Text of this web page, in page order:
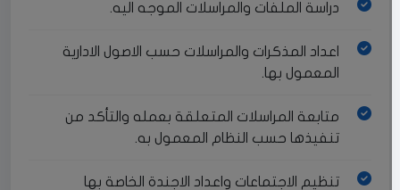
دراسة الملفات والمراسلات الموجه اليه.
اعداد المذكرات والمراسلات حسب الاصول الادارية
المعمول بها.
متابعة المراسلات المتعلقة بعمله والتأكد من
تنفيذها حسب النظام المعمول به.
تنظيم الاجتماعات واعداد الاجندة الخاصة بها